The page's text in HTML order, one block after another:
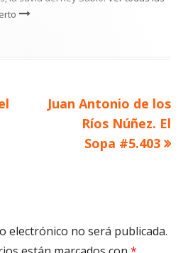
Artículo
siguiente
Juan Antonio de los
Ríos Núñez. El
Sopa #5.403
electrónico no será publicada.